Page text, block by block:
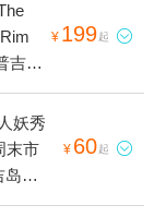
吉卡
¥ 199起 
妖秀
末市
奈
图射
¥ 60起 